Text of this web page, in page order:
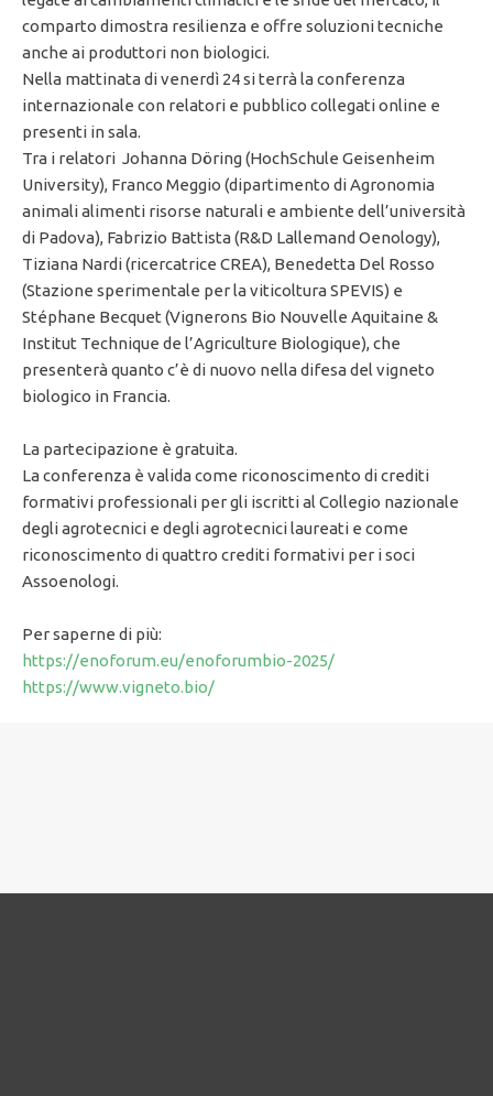
comparto dimostra resilienza e offre soluzioni tecniche
anche ai produttori non biologici.
Nella mattinata di venerdì 24 si terrà la conferenza
internazionale con relatori e pubblico collegati online e
presenti in sala.
Tra i relatori Johanna Döring (HochSchule Geisenheim
University), Franco Meggio (dipartimento di Agronomia
animali alimenti risorse naturali e ambiente dell’università
di Padova), Fabrizio Battista (R&D Lallemand Oenology),
Tiziana Nardi (ricercatrice CREA), Benedetta Del Rosso
(Stazione sperimentale per la viticoltura SPEVIS) e
Stéphane Becquet (Vignerons Bio Nouvelle Aquitaine &
Institut Technique de l’Agriculture Biologique), che
presenterà quanto c’è di nuovo nella difesa del vigneto
biologico in Francia.
La partecipazione è gratuita.
La conferenza è valida come riconoscimento di crediti
formativi professionali per gli iscritti al Collegio nazionale
degli agrotecnici e degli agrotecnici laureati e come
riconoscimento di quattro crediti formativi per i soci
Assoenologi.
Per saperne di più:
https://enoforum.eu/enoforumbio-2025/
https://www.vigneto.bio/